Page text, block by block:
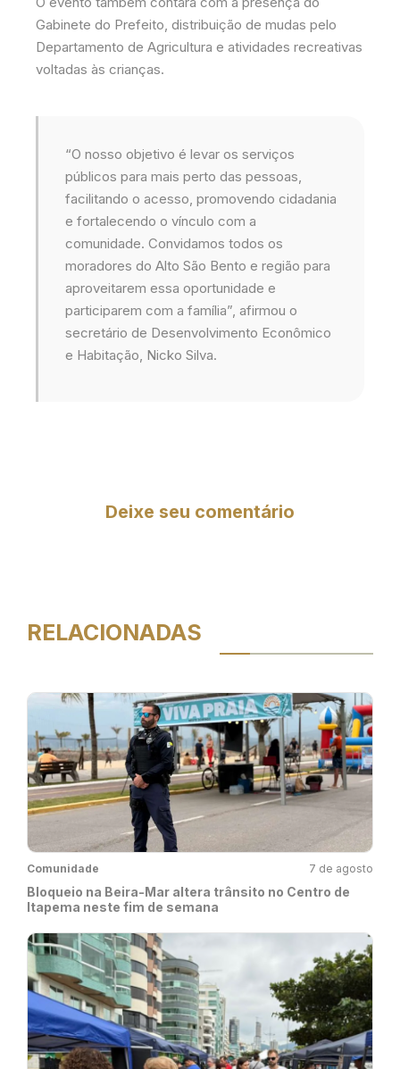
Gabinete do Prefeito, distribuição de mudas pelo
Departamento de Agricultura e atividades recreativas
voltadas às crianças.
“O nosso objetivo é levar os serviços
públicos para mais perto das pessoas,
facilitando o acesso, promovendo cidadania
e fortalecendo o vínculo com a
comunidade. Convidamos todos os
moradores do Alto São Bento e região para
aproveitarem essa oportunidade e
participarem com a família”, afirmou o
secretário de Desenvolvimento Econômico
e Habitação, Nicko Silva.
Deixe seu comentário
RELACIONADAS
Comunidade 7 de agosto
Bloqueio na Beira-Mar altera trânsito no Centro de
Itapema neste fim de semana